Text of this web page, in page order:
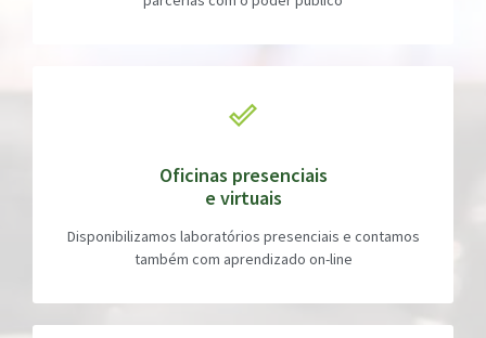
Oficinas presenciais
e virtuais
Disponibilizamos laboratórios presenciais e contamos
também com aprendizado on-line